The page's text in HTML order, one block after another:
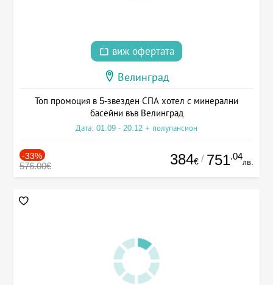
виж офертата
Велинград
Топ промоция в 5-звезден СПА хотел с минерални
басейни във Велинград
Дата: 01.09 - 20.12 + полупансион
-33%
576.00€ 384€ / 751.04
лв.